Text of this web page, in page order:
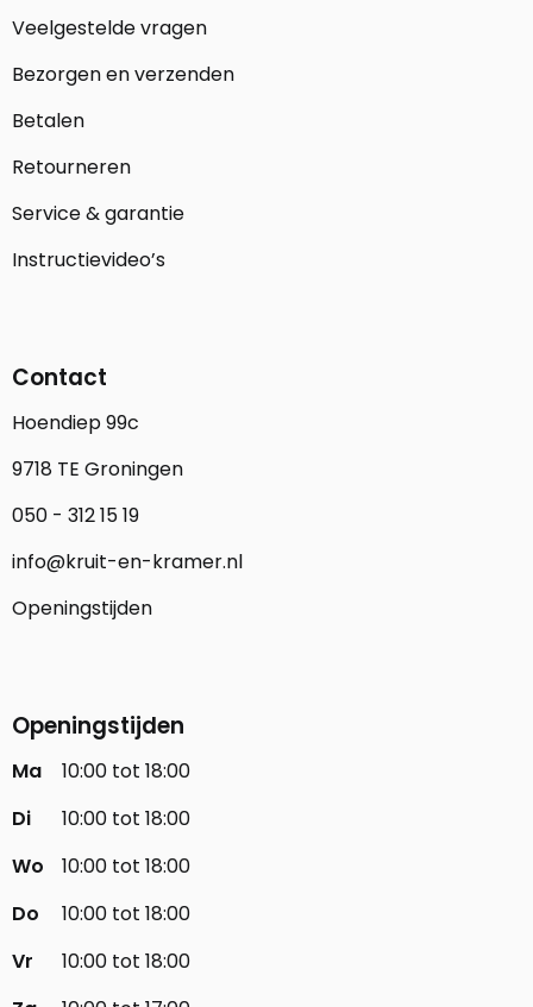
Veelgestelde vragen
Bezorgen en verzenden
Betalen
Retourneren
Service & garantie
Instructievideo’s
Contact
Hoendiep 99c
9718 TE Groningen
050 - 312 15 19
info@kruit-en-kramer.nl
Openingstijden
Openingstijden
Ma
10:00 tot 18:00
Di
10:00 tot 18:00
Wo
10:00 tot 18:00
Do
10:00 tot 18:00
Vr
10:00 tot 18:00